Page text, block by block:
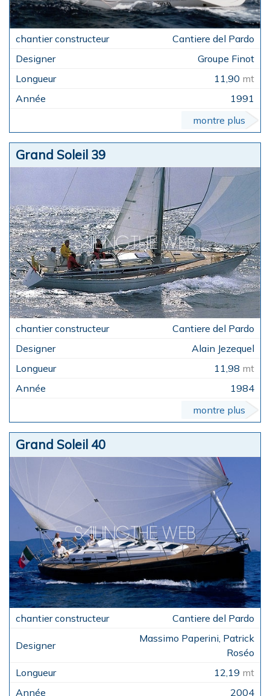
Cantiere del Pardo
Groupe Finot
11,90 mt
1991
montre plus
Grand Soleil 39
Cantiere del Pardo
Alain Jezequel
11,98 mt
1984
montre plus
Grand Soleil 40
Cantiere del Pardo
Massimo Paperini, Patrick
Roséo
12,19 mt
2004